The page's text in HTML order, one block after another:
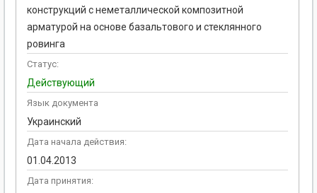
конструкций с неметаллической композитной
арматурой на основе базальтового и стеклянного
ровинга
Статус:
Действующий
Язык документа
Украинский
Дата начала действия:
01.04.2013
Дата принятия: